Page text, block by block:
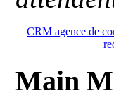
CRM agence de
Main